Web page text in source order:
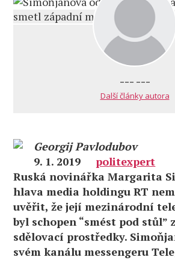
--- ---
Další články autora
Georgij Pavlodubov
9. 1. 2019 politexpert
Ruská novinářka Margarita
hlava media holdingu RT
uvěřit, že její mezinárodní
byl schopen “smést pod stůl”
sdělovací prostředky.
svém kanálu messengeru